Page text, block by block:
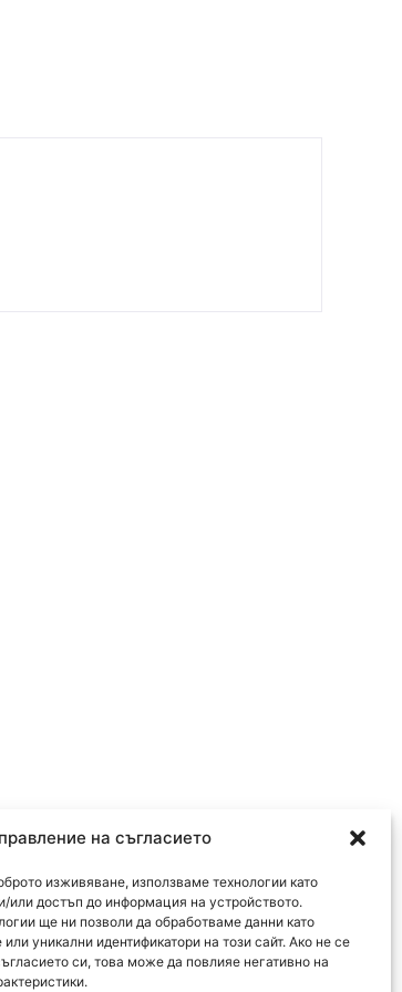
на съгласието
изживяване, използваме технологии като
или достъп до информация на устройството.
ще ни позволи да обработваме данни като
уникални идентификатори на този сайт. Ако не се
си, това може да повлияе негативно на